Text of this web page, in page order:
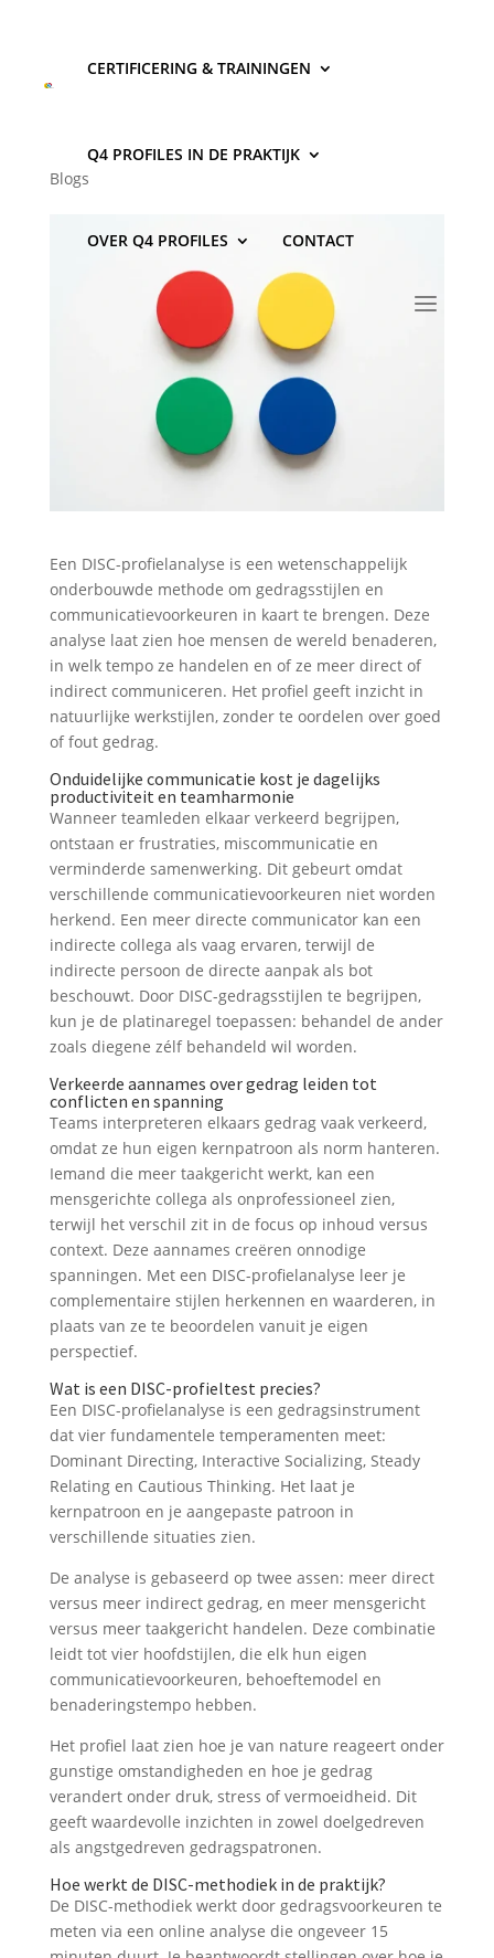
CERTIFICERING & TRAININGEN
Q4 PROFILES IN DE PRAKTIJK
OVER Q4 PROFILES CONTACT
test?
Blogs
Een DISC-profielanalyse is een wetenschappelijk
onderbouwde methode om gedragsstijlen en
communicatievoorkeuren in kaart te brengen. Deze
analyse laat zien hoe mensen de wereld benaderen,
in welk tempo ze handelen en of ze meer direct of
indirect communiceren. Het profiel geeft inzicht in
natuurlijke werkstijlen, zonder te oordelen over goed
of fout gedrag.
Onduidelijke communicatie kost je dagelijks
productiviteit en teamharmonie
Wanneer teamleden elkaar verkeerd begrijpen,
ontstaan er frustraties, miscommunicatie en
verminderde samenwerking. Dit gebeurt omdat
verschillende communicatievoorkeuren niet worden
herkend. Een meer directe communicator kan een
indirecte collega als vaag ervaren, terwijl de
indirecte persoon de directe aanpak als bot
beschouwt. Door DISC-gedragsstijlen te begrijpen,
kun je de platinaregel toepassen: behandel de ander
zoals diegene zélf behandeld wil worden.
Verkeerde aannames over gedrag leiden tot
conflicten en spanning
Teams interpreteren elkaars gedrag vaak verkeerd,
omdat ze hun eigen kernpatroon als norm hanteren.
Iemand die meer taakgericht werkt, kan een
mensgerichte collega als onprofessioneel zien,
terwijl het verschil zit in de focus op inhoud versus
context. Deze aannames creëren onnodige
spanningen. Met een DISC-profielanalyse leer je
complementaire stijlen herkennen en waarderen, in
plaats van ze te beoordelen vanuit je eigen
perspectief.
Wat is een DISC-profieltest precies?
Een DISC-profielanalyse is een gedragsinstrument
dat vier fundamentele temperamenten meet:
Dominant Directing, Interactive Socializing, Steady
Relating en Cautious Thinking. Het laat je
kernpatroon en je aangepaste patroon in
verschillende situaties zien.
De analyse is gebaseerd op twee assen: meer direct
versus meer indirect gedrag, en meer mensgericht
versus meer taakgericht handelen. Deze combinatie
leidt tot vier hoofdstijlen, die elk hun eigen
communicatievoorkeuren, behoeftemodel en
benaderingstempo hebben.
Het profiel laat zien hoe je van nature reageert onder
gunstige omstandigheden en hoe je gedrag
verandert onder druk, stress of vermoeidheid. Dit
geeft waardevolle inzichten in zowel doelgedreven
als angstgedreven gedragspatronen.
Hoe werkt de DISC-methodiek in de praktijk?
De DISC-methodiek werkt door gedragsvoorkeuren te
meten via een online analyse die ongeveer 15